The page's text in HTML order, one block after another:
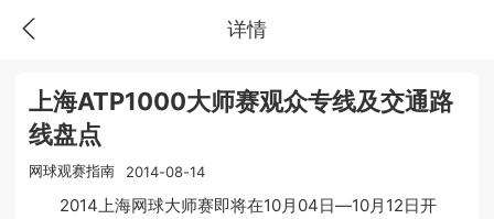
详情
上海ATP1000大师赛观众专线及交通路
线盘点
网球观赛指南 2014-08-14
2014上海网球大师赛即将在10月04日—10月12日开